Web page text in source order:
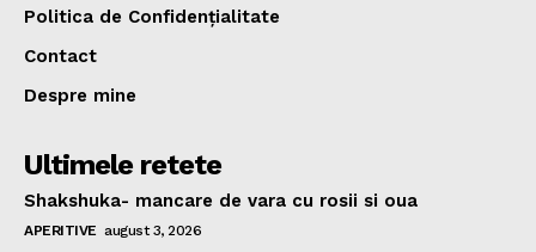
Politica de Confidențialitate
Contact
Despre mine
Ultimele retete
Shakshuka- mancare de vara cu rosii si oua
APERITIVE august 3, 2026